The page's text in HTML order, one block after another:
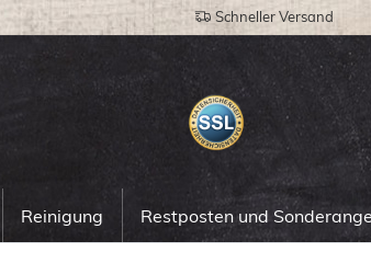
Schneller Versand
Reinigung Restposten und